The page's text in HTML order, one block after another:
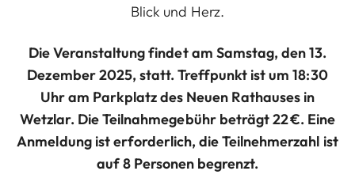
Blick und Herz.
Die Veranstaltung findet am Samstag, den 13.
Dezember 2025, statt. Treffpunkt ist um 18:30
Uhr am Parkplatz des Neuen Rathauses in
Wetzlar. Die Teilnahmegebühr beträgt 22 €. Eine
Anmeldung ist erforderlich, die Teilnehmerzahl ist
auf 8 Personen begrenzt.